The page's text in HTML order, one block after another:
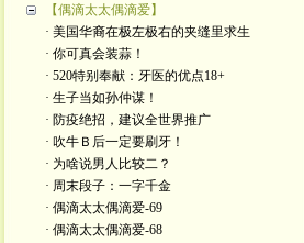
【偶滴太太偶滴爱】
· 美国华裔在极左极右的夹缝里求生
· 你可真会装蒜！
· 520特别奉献：牙医的优点18+
· 生子当如孙仲谋！
· 防疫绝招，建议全世界推广
· 吹牛Ｂ后一定要刷牙！
· 为啥说男人比较二？
· 周末段子：一字千金
· 偶滴太太偶滴爱-69
· 偶滴太太偶滴爱-68